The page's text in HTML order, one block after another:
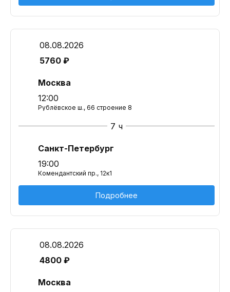
08.08.2026
5760 ₽
Москва
12:00
Рублёвское ш., 66 строение 8
7 ч
Санкт-Петербург
19:00
Комендантский пр., 12к1
Подробнее
08.08.2026
4800 ₽
Москва